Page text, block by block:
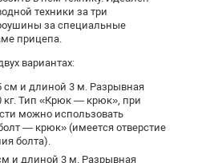
техники за три
за специальные
прицепа.
вариантах:
см и длиной 3 м. Разрывная
кг. Тип «Крюк — крюк», при
можно использовать
— крюк» (имеется отверстие
болта).
и длиной 3 м. Разрывная